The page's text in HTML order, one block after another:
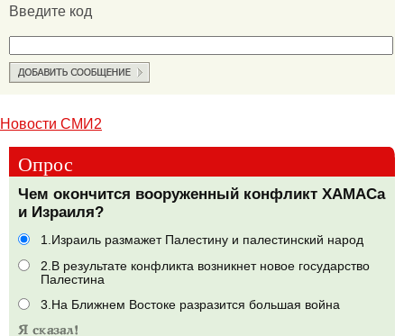
Введите код
Новости СМИ2
Опрос
Чем окончится вооруженный конфликт ХАМАСа
и Израиля?
1.Израиль размажет Палестину и палестинский народ
2.В результате конфликта возникнет новое государство
Палестина
3.На Ближнем Востоке разразится большая война